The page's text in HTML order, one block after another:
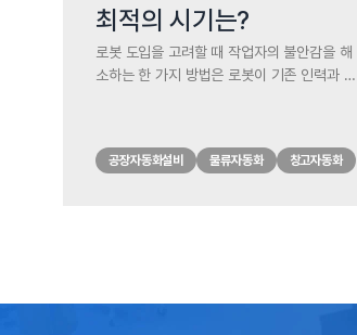
최적의 시기는?
로봇 도입을 고려할 때 작업자의 불안감을 해
소하는 한 가지 방법은 로봇이 기존 인력과 경
로 나아갈 때 로봇이 시설에 가져다줄 수 있는
공장자동화설비 물류자동화 창고자동화